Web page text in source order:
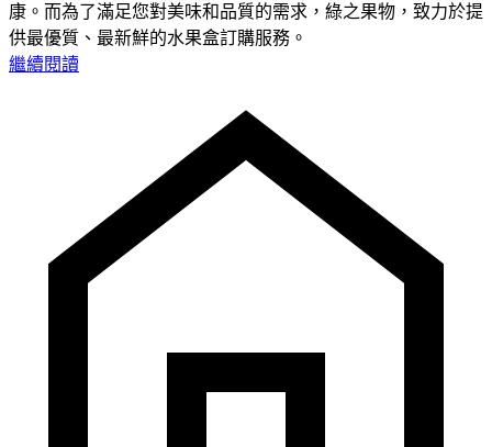
康。而為了滿足您對美味和品質的需求，綠之果物，致力於提
供最優質、最新鮮的水果盒訂購服務。
繼續閱讀